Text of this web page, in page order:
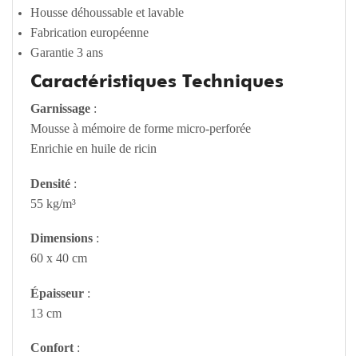
Housse déhoussable et lavable
Fabrication européenne
Garantie 3 ans
Caractéristiques Techniques
Garnissage :
Mousse à mémoire de forme micro-perforée
Enrichie en huile de ricin
Densité :
55 kg/m³
Dimensions :
60 x 40 cm
Épaisseur :
13 cm
Confort: